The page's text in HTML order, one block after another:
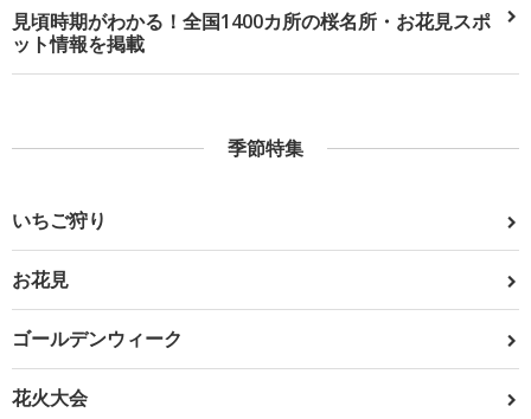
見頃時期がわかる！全国1400カ所の桜名所・お花見スポ
ット情報を掲載
季節特集
いちご狩り
お花見
ゴールデンウィーク
花火大会